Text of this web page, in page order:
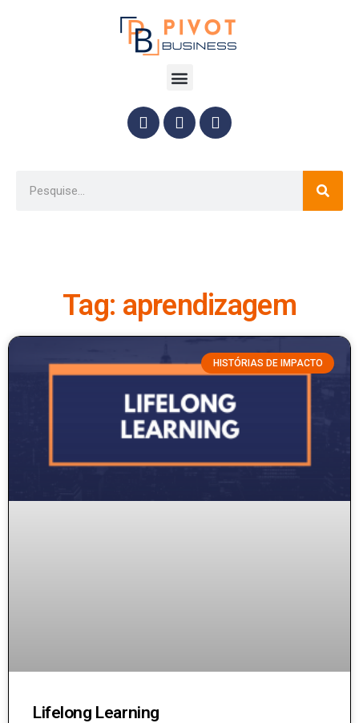
Tag: aprendizagem
HISTÓRIAS DE IMPACTO
Lifelong Learning